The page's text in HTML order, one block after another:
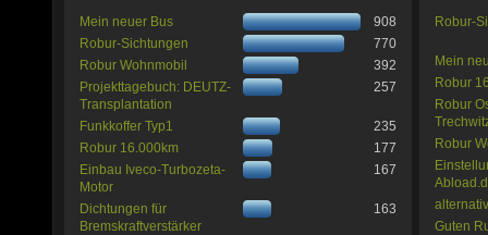
Mein neuer Bus
908
Robur-Sichtungen
770
Robur Wohnmobil
392
Projekttagebuch: DEUTZ-
Transplantation
257
Funkkoffer Typ1
235
Robur 16.000km
177
Einbau Iveco-Turbozeta-
Motor
167
Dichtungen für
Bremskraftverstärker
163
Robur-
Mein
Robur
Robur
Robur
Guten